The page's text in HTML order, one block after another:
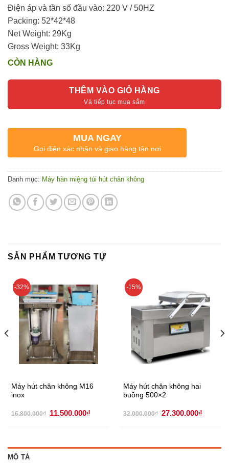
Điện áp và tần số đầu vào: 220 V / 50HZ
Packing: 52*42*48
Net Weight: 29Kg
Gross Weight: 33Kg
CÒN HÀNG
THÊM VÀO GIỎ HÀNG
MUA NGAY
Gọi điện xác nhận và giao hàng tận nơi
Danh mục: Máy hàn miệng túi hút chân không
SẢN PHẨM TƯƠNG TỰ
-32%
Máy hút chân không M16
inox
16.800.000₫ Giá
11.500.000₫
-15%
Máy hút chân không hai
buồng 500×2
32.000.000₫ Giá
27.300.000₫
MÔ TẢ